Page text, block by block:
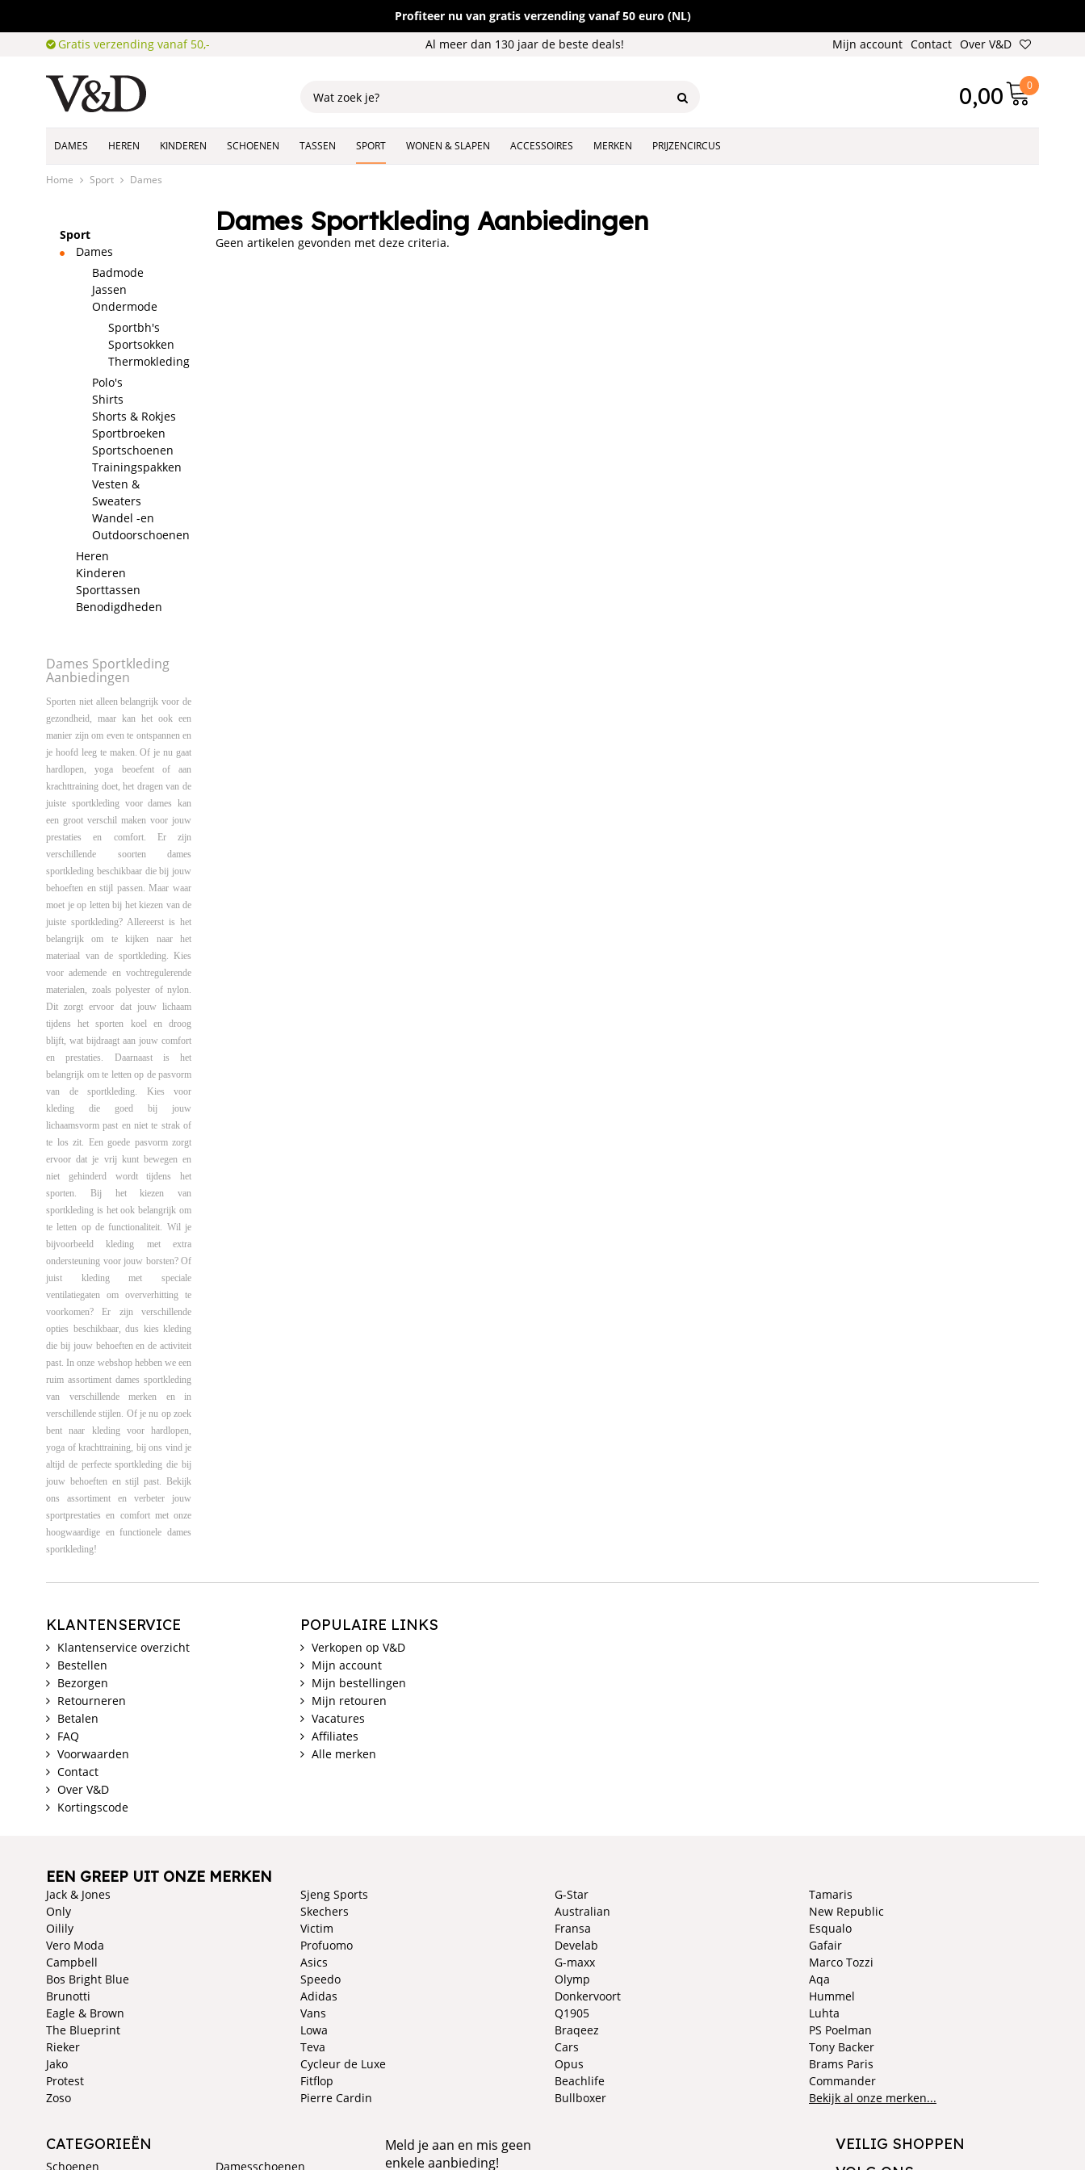
Profiteer nu van gratis verzending vanaf 50 euro (NL)
Gratis verzending vanaf 50,-
Mijn account Contact Over V&D
Al meer dan 130 jaar de beste deals!
0
0,00
DAMES HEREN KINDEREN SCHOENEN TASSEN SPORT WONEN & SLAPEN ACCESSOIRES MERKEN PRIJZENCIRCUS
Home Sport Dames
Sport
Dames
Badmode
Jassen
Ondermode
Sportbh's
Sportsokken
Thermokleding
Polo's
Shirts
Shorts & Rokjes
Sportbroeken
Sportschoenen
Trainingspakken
Vesten &
Sweaters
Wandel -en
Outdoorschoenen
Heren
Kinderen
Sporttassen
Benodigdheden
Dames Sportkleding
Aanbiedingen
Sporten niet alleen belangrijk voor de
gezondheid, maar kan het ook een
manier zijn om even te ontspannen en
je hoofd leeg te maken. Of je nu gaat
hardlopen, yoga beoefent of aan
krachttraining doet, het dragen van de
juiste sportkleding voor dames kan
een groot verschil maken voor jouw
prestaties en comfort. Er zijn
verschillende soorten dames
sportkleding beschikbaar die bij jouw
behoeften en stijl passen. Maar waar
moet je op letten bij het kiezen van de
juiste sportkleding? Allereerst is het
belangrijk om te kijken naar het
materiaal van de sportkleding. Kies
voor ademende en vochtregulerende
materialen, zoals polyester of nylon.
Dit zorgt ervoor dat jouw lichaam
tijdens het sporten koel en droog
blijft, wat bijdraagt aan jouw comfort
en prestaties. Daarnaast is het
belangrijk om te letten op de pasvorm
van de sportkleding. Kies voor
kleding die goed bij jouw
lichaamsvorm past en niet te strak of
te los zit. Een goede pasvorm zorgt
ervoor dat je vrij kunt bewegen en
niet gehinderd wordt tijdens het
sporten. Bij het kiezen van
sportkleding is het ook belangrijk om
te letten op de functionaliteit. Wil je
bijvoorbeeld kleding met extra
ondersteuning voor jouw borsten? Of
juist kleding met speciale
ventilatiegaten om oververhitting te
voorkomen? Er zijn verschillende
opties beschikbaar, dus kies kleding
die bij jouw behoeften en de activiteit
past. In onze webshop hebben we een
ruim assortiment dames sportkleding
van verschillende merken en in
verschillende stijlen. Of je nu op zoek
bent naar kleding voor hardlopen,
yoga of krachttraining, bij ons vind je
altijd de perfecte sportkleding die bij
jouw behoeften en stijl past. Bekijk
ons assortiment en verbeter jouw
sportprestaties en comfort met onze
hoogwaardige en functionele dames
sportkleding!
Dames Sportkleding Aanbiedingen
Geen artikelen gevonden met deze criteria.
KLANTENSERVICE
Klantenservice overzicht
Bestellen
Bezorgen
Retourneren
Betalen
FAQ
Voorwaarden
Contact
Over V&D
Kortingscode
POPULAIRE LINKS
Verkopen op V&D
Mijn account
Mijn bestellingen
Mijn retouren
Vacatures
Affiliates
Alle merken
EEN GREEP UIT ONZE MERKEN
Jack & Jones
Only
Oilily
Vero Moda
Campbell
Bos Bright Blue
Brunotti
Eagle & Brown
The Blueprint
Rieker
Jako
Protest
Zoso
Sjeng Sports
Skechers
Victim
Profuomo
Asics
Speedo
Adidas
Vans
Lowa
Teva
Cycleur de Luxe
Fitflop
Pierre Cardin
G-Star
Australian
Fransa
Develab
G-maxx
Olymp
Donkervoort
Q1905
Braqeez
Cars
Opus
Beachlife
Bullboxer
Tamaris
New Republic
Esqualo
Gafair
Marco Tozzi
Aqa
Hummel
Luhta
PS Poelman
Tony Backer
Brams Paris
Commander
Bekijk al onze merken...
CATEGORIEËN
Schoenen Damesschoenen
Meld je aan en mis geen
enkele aanbieding!
VEILIG SHOPPEN